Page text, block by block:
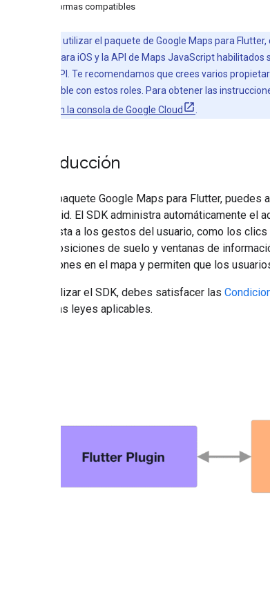
Plataformas compatibles
Para poder utilizar el paquete de Google Maps para
SDK de Maps para iOS y la API de Maps JavaScript
una clave de API. Te recomendamos que crees varios
alguien disponible con estos roles. Para obtener las
asignar roles en la consola de Google Cloud
Introducción
Con el paquete Google Maps para Flutter,
o Android. El SDK administra automáticamente
respuesta a los gestos del usuario, como los
superposiciones de suelo y ventanas de
ubicaciones en el mapa y permiten que los
Para utilizar el SDK, debes satisfacer las
todas las leyes aplicables.